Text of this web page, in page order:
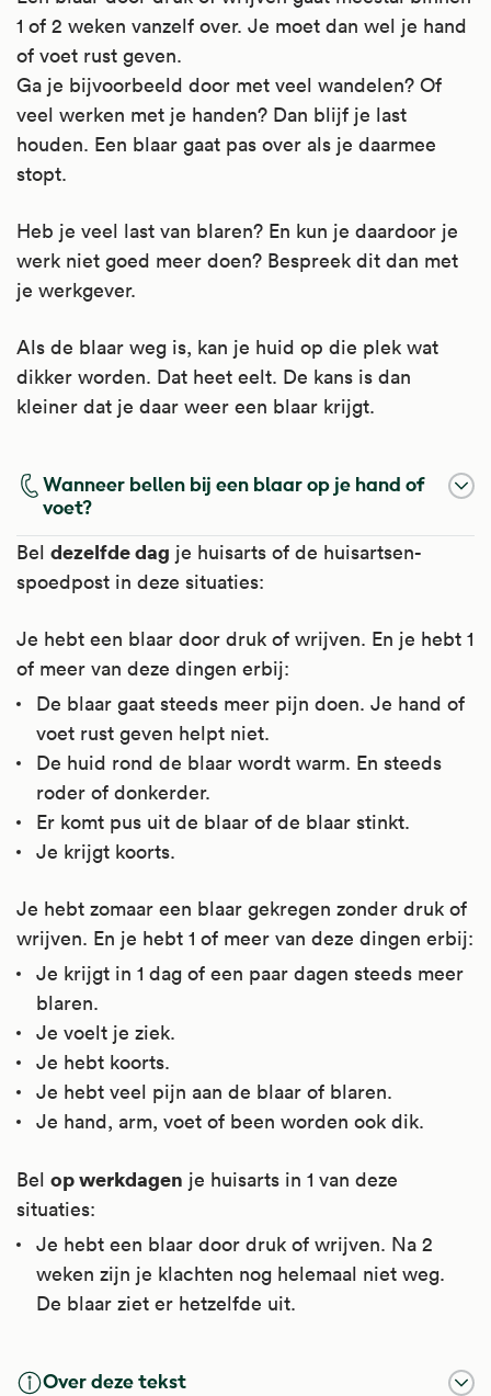
1 of 2 weken vanzelf over. Je moet dan wel je hand
of voet rust geven.
Ga je bijvoorbeeld door met veel wandelen? Of
veel werken met je handen? Dan blijf je last
houden. Een blaar gaat pas over als je daarmee
stopt.
Heb je veel last van blaren? En kun je daardoor je
werk niet goed meer doen? Bespreek dit dan met
je werkgever.
Als de blaar weg is, kan je huid op die plek wat
dikker worden. Dat heet eelt. De kans is dan
kleiner dat je daar weer een blaar krijgt.
Wanneer bellen bij een blaar op je hand of
voet?
Bel dezelfde dag je huisarts of de huisartsen-
spoedpost in deze situaties:
Je hebt een blaar door druk of wrijven. En je hebt 1
of meer van deze dingen erbij:
De blaar gaat steeds meer pijn doen. Je hand of
voet rust geven helpt niet.
De huid rond de blaar wordt warm. En steeds
roder of donkerder.
Er komt pus uit de blaar of de blaar stinkt.
Je krijgt koorts.
Je hebt zomaar een blaar gekregen zonder druk of
wrijven. En je hebt 1 of meer van deze dingen erbij:
Je krijgt in 1 dag of een paar dagen steeds meer
blaren.
Je voelt je ziek.
Je hebt koorts.
Je hebt veel pijn aan de blaar of blaren.
Je hand, arm, voet of been worden ook dik.
Bel op werkdagen je huisarts in 1 van deze
situaties:
Je hebt een blaar door druk of wrijven. Na 2
weken zijn je klachten nog helemaal niet weg.
De blaar ziet er hetzelfde uit.
Over deze tekst